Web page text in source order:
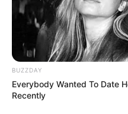
BUZZDAY
Everybody Wanted To Date
Recently